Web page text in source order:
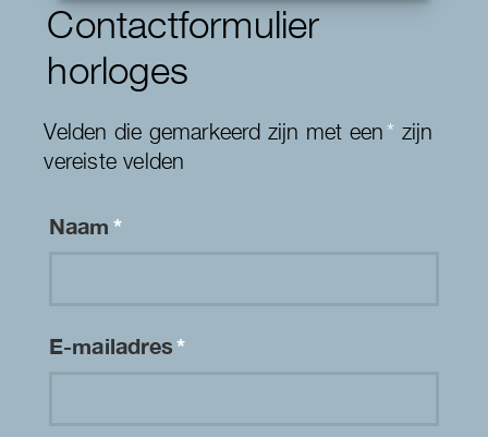
Contactformulier
horloges
Velden die gemarkeerd zijn met een* zijn
vereiste velden
Naam*
E-mailadres*